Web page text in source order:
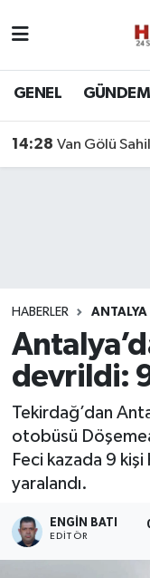
GENEL GÜNDEM
14:28 Van Gölü Sahil
HABERLER ANTALYA
devrildi:
Tekirdağ’dan
otobüsü
Feci kazada 9
yaralandı.
ENGIN BATI
EDITÖR
Nöbetçi
Son Dakika